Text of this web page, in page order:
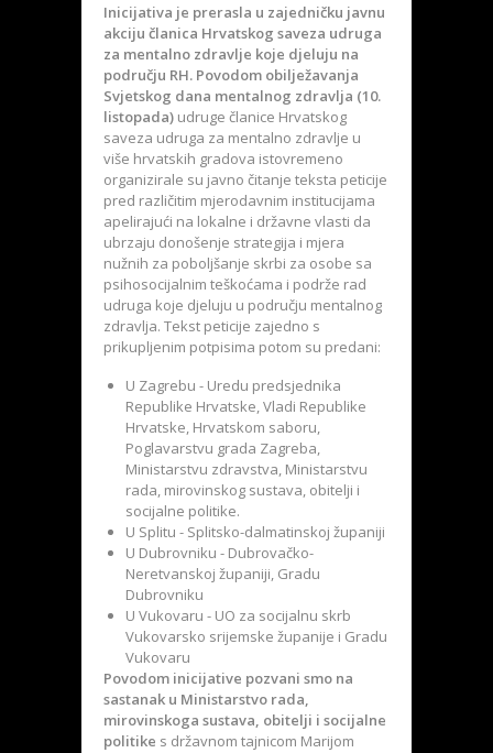
Inicijativa je prerasla u zajedničku javnu
akciju članica Hrvatskog saveza udruga
za mentalno zdravlje koje djeluju na
području RH. Povodom obilježavanja
Svjetskog dana mentalnog zdravlja (10.
listopada) udruge članice Hrvatskog
saveza udruga za mentalno zdravlje u
više hrvatskih gradova istovremeno
organizirale su javno čitanje teksta peticije
pred različitim mjerodavnim institucijama
apelirajući na lokalne i državne vlasti da
ubrzaju donošenje strategija i mjera
nužnih za poboljšanje skrbi za osobe sa
psihosocijalnim teškoćama i podrže rad
udruga koje djeluju u području mentalnog
zdravlja. Tekst peticije zajedno s
prikupljenim potpisima potom su predani:
U Zagrebu - Uredu predsjednika
Republike Hrvatske, Vladi Republike
Hrvatske, Hrvatskom saboru,
Poglavarstvu grada Zagreba,
Ministarstvu zdravstva, Ministarstvu
rada, mirovinskog sustava, obitelji i
socijalne politike.
U Splitu - Splitsko-dalmatinskoj županiji
U Dubrovniku - Dubrovačko-
Neretvanskoj županiji, Gradu
Dubrovniku
U Vukovaru - UO za socijalnu skrb
Vukovarsko srijemske županije i Gradu
Vukovaru
Povodom inicijative pozvani smo na
sastanak u Ministarstvo rada,
mirovinskoga sustava, obitelji i socijalne
politike s državnom tajnicom Marijom